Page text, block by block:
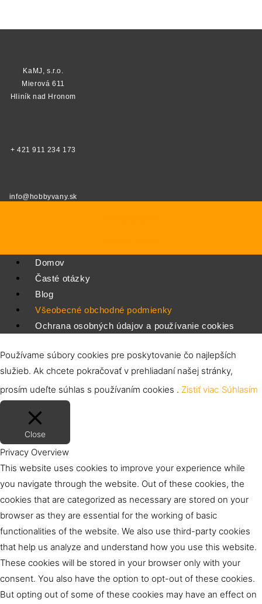
KaMJ, s.r.o.
Mierová 611
Hliník nad Hronom
+ 421 911 234 173
info@hobbyvany.sk
Domov
Časté otázky
Blog
Všeobecné obchodné podmienky
Ochrana osobných údajov a používanie cookies
Používame súbory cookies pre poskytovanie čo najlepších
služieb. Ak chcete pokračovať v prehliadaní našej stránky,
prosím udeľte súhlas s používaním cookies . Zistiť viac Súhlasím
Close
Privacy Overview
This website uses cookies to improve your experience while
you navigate through the website. Out of these cookies, the
cookies that are categorized as necessary are stored on your
browser as they are essential for the working of basic
functionalities of the website. We also use third-party cookies
that help us analyze and understand how you use this website.
These cookies will be stored in your browser only with your
consent. You also have the option to opt-out of these cookies.
But opting out of some of these cookies may have an effect on